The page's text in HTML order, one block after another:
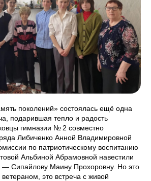
поколений» состоялась ещё одна
подарившая тепло и радость
гимназии № 2 совместно
Либиченко Анной Владимировной
по патриотическому воспитанию
Альбиной Абрамовной навестили
— Сипайлову Маину Прохоровну. Но это
ветераном, это встреча с живой